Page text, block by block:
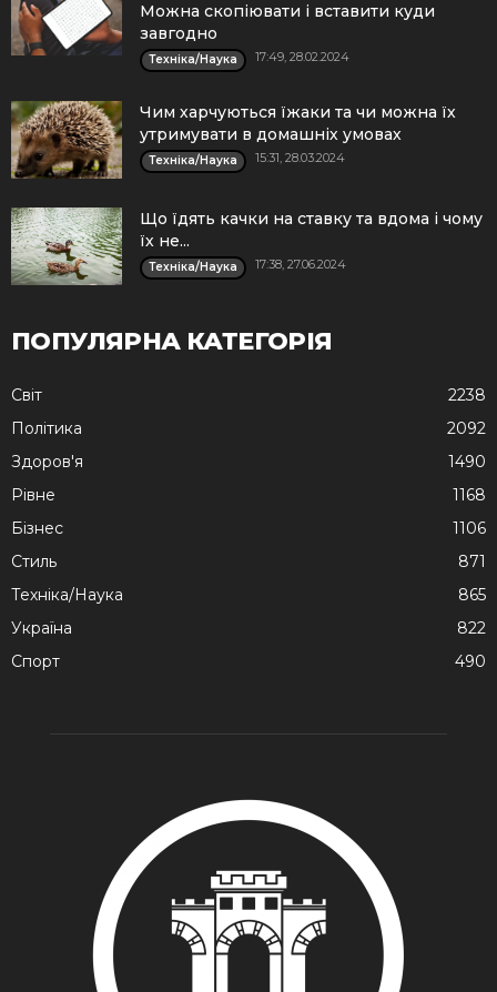
Можна скопіювати і вставити куди
завгодно
Техніка/Наука 17:49, 28.02.2024
Чим харчуються їжаки та чи можна їх
утримувати в домашніх умовах
Техніка/Наука 15:31, 28.03.2024
Що їдять качки на ставку та вдома і чому
їх не...
Техніка/Наука 17:38, 27.06.2024
ПОПУЛЯРНА КАТЕГОРІЯ
Cвіт
2238
Політика
2092
Здоров'я
1490
Рівне
1168
Бізнес
1106
Стиль
871
Техніка/Наука
865
Україна
822
Спорт
490